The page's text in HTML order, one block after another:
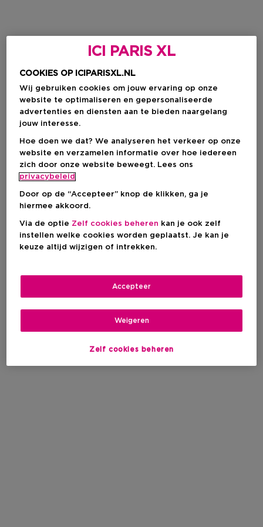
ICI PARIS XL
COOKIES OP ICIPARISXL.NL
Wij gebruiken cookies om jouw ervaring op onze
website te optimaliseren en gepersonaliseerde
advertenties en diensten aan te bieden naargelang
jouw interesse.
Hoe doen we dat? We analyseren het verkeer op onze
website en verzamelen informatie over hoe iedereen
zich door onze website beweegt. Lees ons
privacybeleid
Door op de “Accepteer” knop de klikken, ga je
hiermee akkoord.
Via de optie Zelf cookies beheren kan je ook zelf
instellen welke cookies worden geplaatst. Je kan je
keuze altijd wijzigen of intrekken.
Zelf cookies beheren
Weigeren
Accepteer